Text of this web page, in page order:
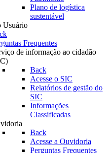
Plano de logística
sustentável
Usuário
Frequentes
de informação ao cidadão
Back
Acesse o SIC
Relatórios de gestão do
SIC
Informações
Classificadas
Back
Acesse a Ouvidoria
Perguntas Frequentes